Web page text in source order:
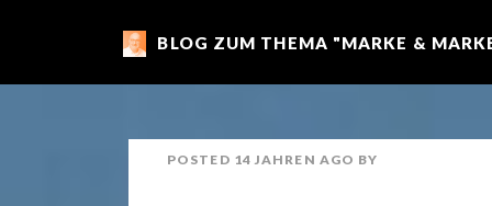
m
a
BLOG ZUM THEMA "MARKE &
POSTED 14 JAHREN AGO BY